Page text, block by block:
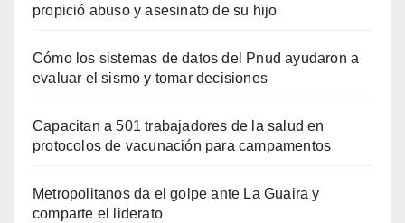
propició abuso y asesinato de su hijo
Cómo los sistemas de datos del Pnud ayudaron a
evaluar el sismo y tomar decisiones
Capacitan a 501 trabajadores de la salud en
protocolos de vacunación para campamentos
Metropolitanos da el golpe ante La Guaira y
comparte el liderato